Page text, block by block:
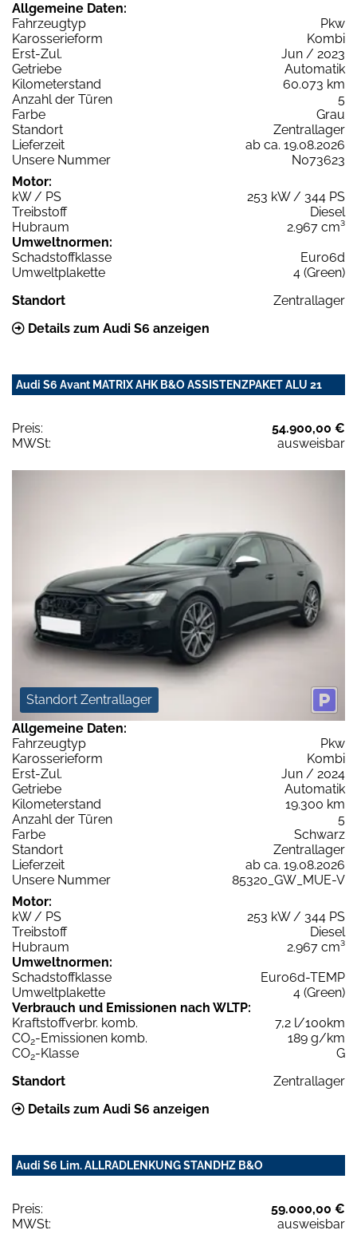
Allgemeine Daten:
Fahrzeugtyp
Pkw
Karosserieform
Kombi
Erst-Zul.
Jun / 2023
Getriebe
Automatik
Kilometerstand
60.073 km
Anzahl der Türen
5
Farbe
Grau
Standort
Zentrallager
Lieferzeit
ab ca. 19.08.2026
Unsere Nummer
N073623
Motor:
kW / PS
253 kW / 344 PS
Treibstoff
Diesel
Hubraum
2.967 cm³
Umweltnormen:
Schadstoffklasse
Euro6d
Umweltplakette
4 (Green)
Standort
Zentrallager
Details zum Audi S6 anzeigen
Audi S6 Avant MATRIX AHK B&O ASSISTENZPAKET ALU 21
Preis:
54.900,00 €
MWSt:
ausweisbar
Standort Zentrallager
Allgemeine Daten:
Fahrzeugtyp
Pkw
Karosserieform
Kombi
Erst-Zul.
Jun / 2024
Getriebe
Automatik
Kilometerstand
19.300 km
Anzahl der Türen
5
Farbe
Schwarz
Standort
Zentrallager
Lieferzeit
ab ca. 19.08.2026
Unsere Nummer
85320_GW_MUE-V
Motor:
kW / PS
253 kW / 344 PS
Treibstoff
Diesel
Hubraum
2.967 cm³
Umweltnormen:
Schadstoffklasse
Euro6d-TEMP
Umweltplakette
4 (Green)
Verbrauch und Emissionen nach WLTP:
Kraftstoffverbr. komb.
7,2 l/100km
CO2-Emissionen komb.
189 g/km
CO2-Klasse
G
Standort
Zentrallager
Details zum Audi S6 anzeigen
Audi S6 Lim. ALLRADLENKUNG STANDHZ B&O
Preis:
59.000,00 €
MWSt:
ausweisbar